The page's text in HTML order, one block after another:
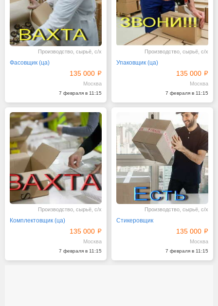
Производство, сырьё, с/х
Фасовщик (ца)
135 000
Москва
7 февраля в 11:15
Производство, сырьё, с/х
Упаковщик (ца)
135 000
Москва
7 февраля в 11:15
Производство, сырьё, с/х
Комплектовщик (ца)
135 000
Москва
7 февраля в 11:15
Производство, сырьё, с/х
Стикеровщик
135 000
Москва
7 февраля в 11:15